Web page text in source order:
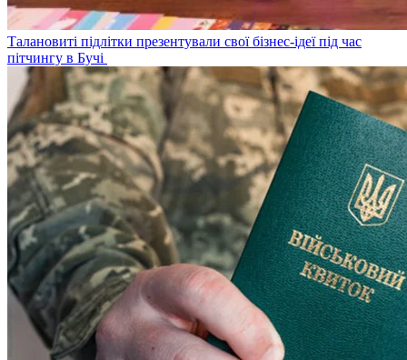
Талановиті підлітки презентували свої бізнес-ідеї під час
пітчингу в Бучі